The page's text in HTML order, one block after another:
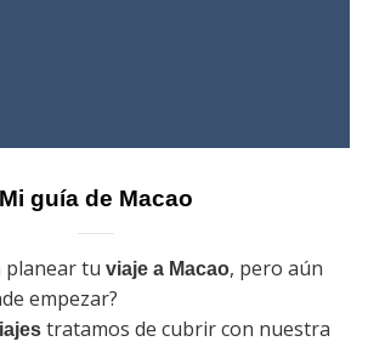
Mi guía de Macao
planear tu viaje a Macao, pero aún
empezar?
tratamos de cubrir con nuestra